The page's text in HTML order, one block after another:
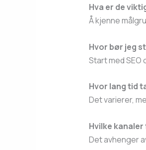
Hva er de
Å kjenne
Hvor bør jeg
Start med SEO
Hvor lang tid
Det varierer,
Hvilke
Det avhenger